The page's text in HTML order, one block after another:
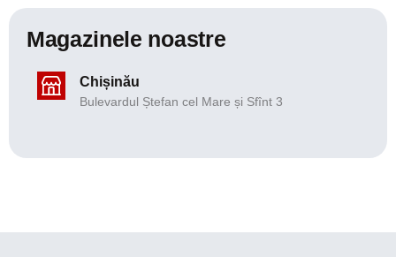
Magazinele noastre
Chișinău
Bulevardul Ștefan cel Mare și Sfînt 3